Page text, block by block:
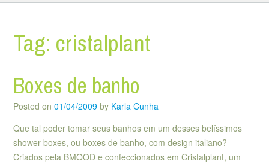
Tag: cristalplant
Boxes de banho
Posted on 01/04/2009 by Karla Cunha
Que tal poder tomar seus banhos em um desses belíssimos
shower boxes, ou boxes de banho, com design italiano?
Criados pela BMOOD e confeccionados em Cristalplant, um